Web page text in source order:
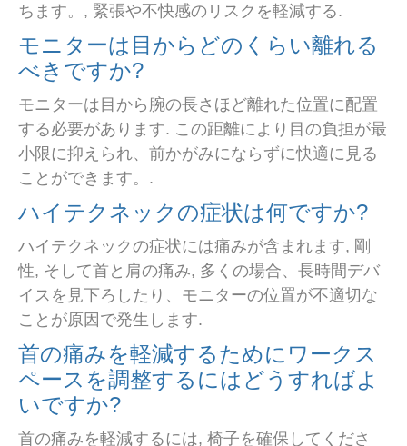
ちます。, 緊張や不快感のリスクを軽減する.
モニターは目からどのくらい離れる
べきですか?
モニターは目から腕の長さほど離れた位置に配置
する必要があります. この距離により目の負担が最
小限に抑えられ、前かがみにならずに快適に見る
ことができます。.
ハイテクネックの症状は何ですか?
ハイテクネックの症状には痛みが含まれます, 剛
性, そして首と肩の痛み, 多くの場合、長時間デバ
イスを見下ろしたり、モニターの位置が不適切な
ことが原因で発生します.
首の痛みを軽減するためにワークス
ペースを調整するにはどうすればよ
いですか?
首の痛みを軽減するには, 椅子を確保してくださ